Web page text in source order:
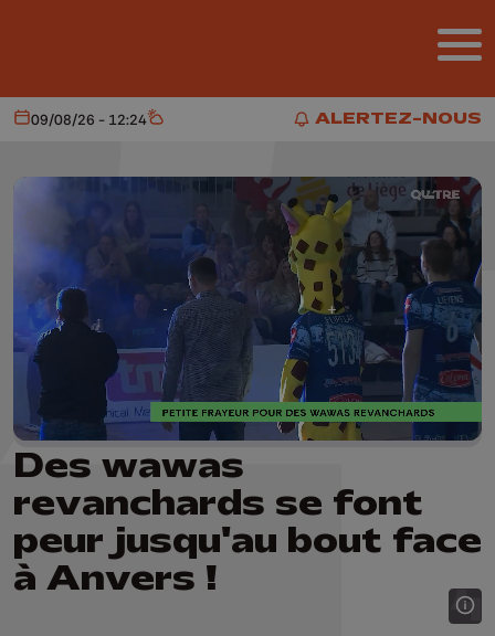
ALERTEZ-NOUS
ALERTEZ-NOUS
Aujourd'hui
09/08/26 - 12:24 Météo
Des wawas
revanchards se font
peur jusqu'au bout face
à Anvers !